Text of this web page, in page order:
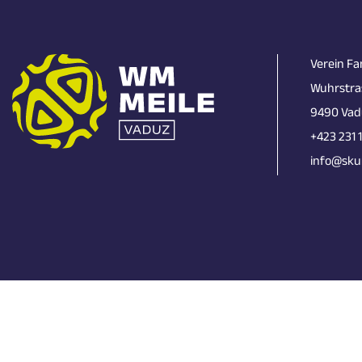
Verein
9490
+423 231